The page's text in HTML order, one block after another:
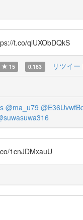
t.co/qlUXObDQkS
15 0.183 リツイ
@ma_u79
1cnJDMxauU